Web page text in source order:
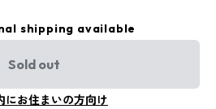
shipping available
Sold out
にお住まいの方向け